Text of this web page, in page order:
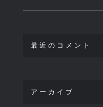
最近のコメント
アーカイブ